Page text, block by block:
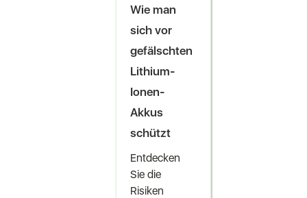
Wie man
sich vor
gefälschten
Lithium-
Ionen-
Akkus
schützt
Entdecken
Sie die
Risiken